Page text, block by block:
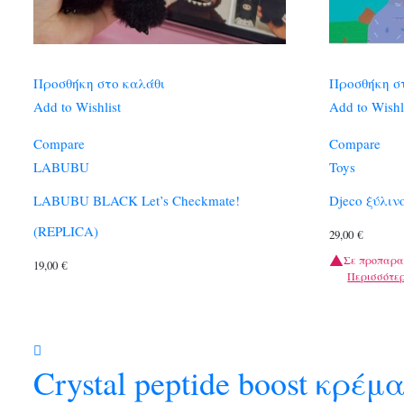
Προσθήκη στο καλάθι
Add to Wishlist
Compare
LABUBU
LABUBU BLACK Let’s Checkmate!
(REPLICA)
19,00 €
Προσθήκη
Add to
Compare
Toys
Djeco
29,00€
Σε
Crystal peptide boost